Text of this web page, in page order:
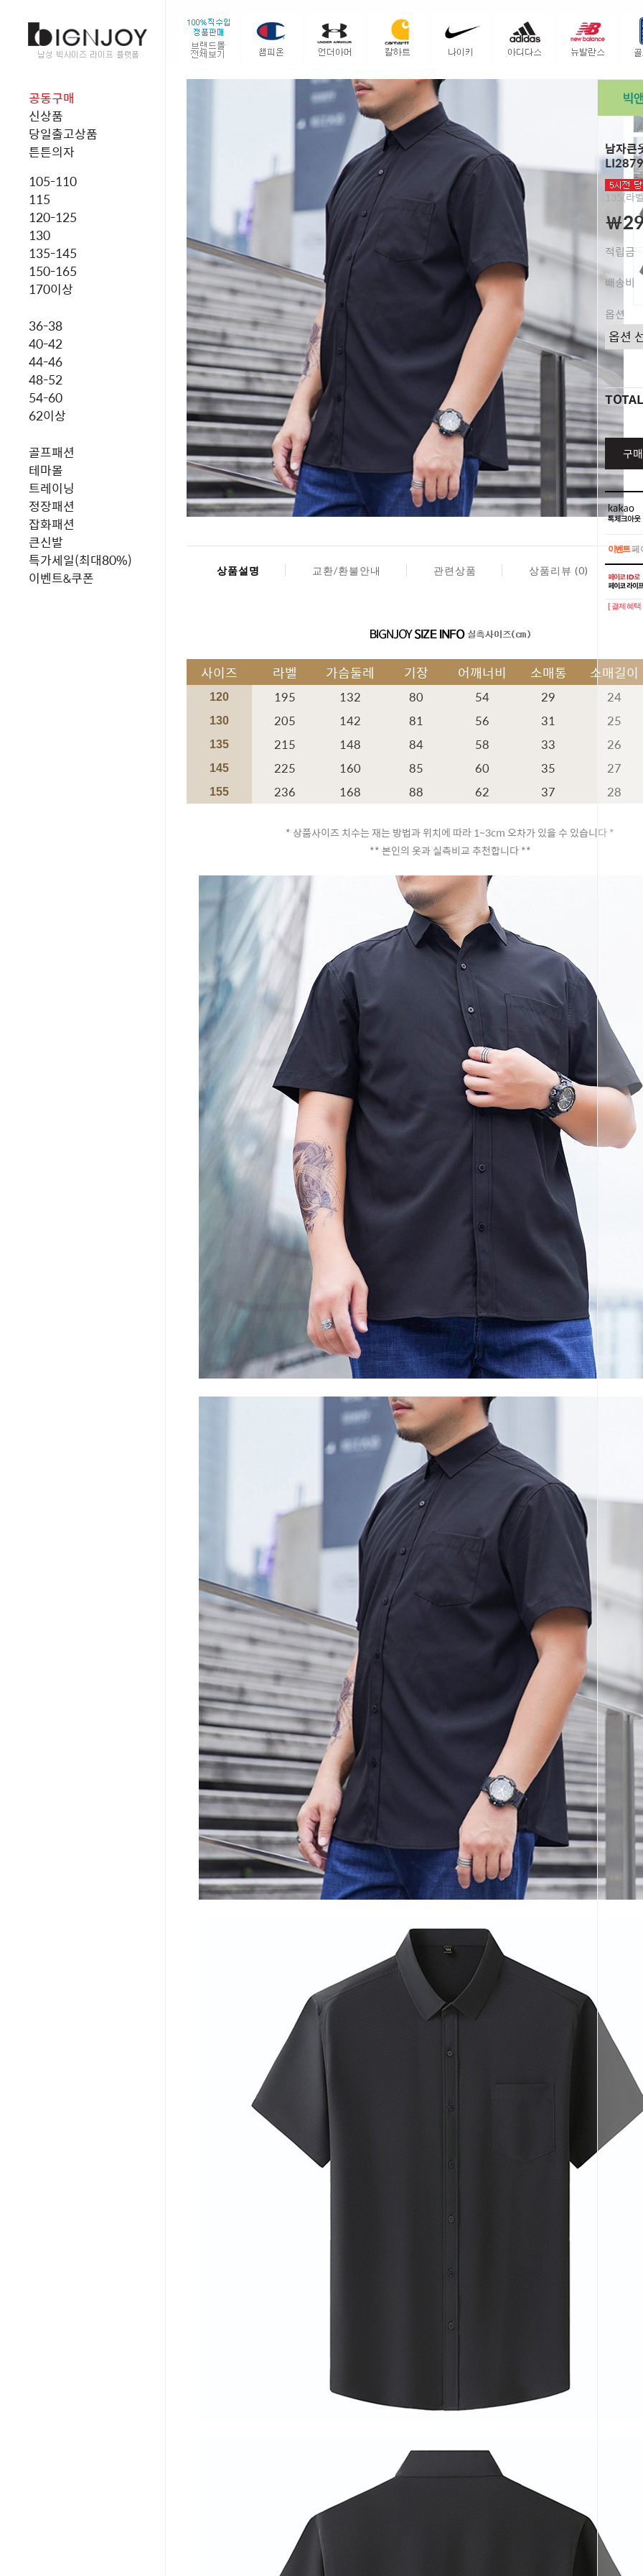
공동구매
신상품
당일출고상품
튼튼의자
105-110
115
120-125
130
135-145
150-165
170이상
36-38
40-42
44-46
48-52
54-60
62이상
골프패션
테마몰
트레이닝
정장패션
잡화패션
큰신발
특가세일(최대80%)
이벤트&쿠폰
남자큰
135(라
￦
적립금
배송비
옵션
TOTAL
구
이벤트페
이벤트페
[ 결제혜
상품설명 교환/환불안내 관련상품 상품리뷰 (0)
사이즈 라벨 가슴둘레 기장 어깨너비 소매통 소매길이
120 195 132 80 54 29 24
130 205 142 81 56 31 25
135 215 148 84 58 33 26
145 225 160 85 60 35 27
155 236 168 88 62 37 28
* 상품사이즈 치수는 재는 방법과 위치에 따라 1~3cm 오차가 있을 수 있습니다 *
** 본인의 옷과 실측비교 추천합니다 **